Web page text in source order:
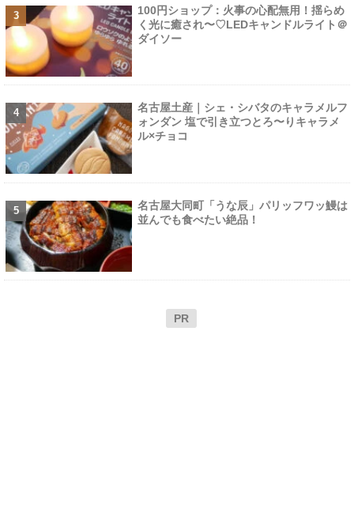
100円ショップ：火事の心配無用！揺らめ
く光に癒され〜♡LEDキャンドルライト＠
ダイソー
名古屋土産｜シェ・シバタのキャラメルフ
ォンダン 塩で引き立つとろ〜りキャラメ
ル×チョコ
名古屋大同町「うな辰」パリッフワッ鰻は
並んでも食べたい絶品！
PR